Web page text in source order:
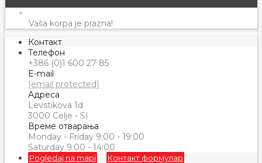
Vaša korpa je prazna!
Контакт
Телефон
+386 (0)1 600 27 85
E-mail
[email protected]
Адреса
Levstikova 1d
3000 Celje - SI
Време отварања
Monday - Friday 9:00 - 19:00
Saturday 9:00 - 14:00
Pogledaj na mapi Контакт формулар